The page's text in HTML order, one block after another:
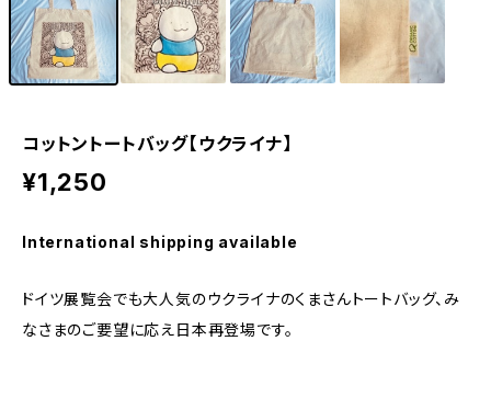
コットントートバッグ【ウクライナ】
¥1,250
International shipping available
ドイツ展覧会でも大人気のウクライナのくまさんトートバッグ、み
なさまのご要望に応え日本再登場です。